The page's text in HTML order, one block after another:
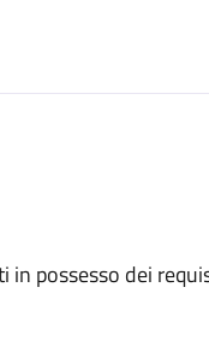
possesso dei